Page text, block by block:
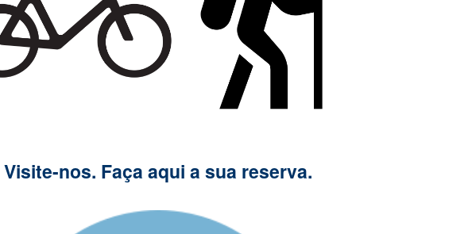
Visite-nos. Faça aqui a sua reserva.